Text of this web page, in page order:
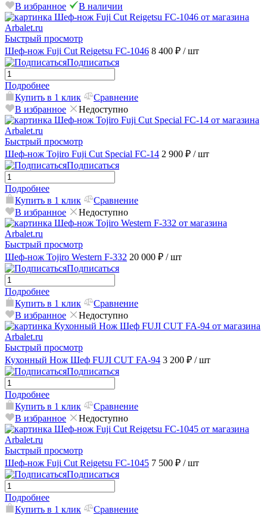
В избранное
В наличии
Быстрый просмотр
Шеф-нож Fuji Cut Reigetsu FC-1046 8 400 ₽ / шт
Подписаться
Подробнее
Купить в 1 клик
Сравнение
В избранное
Недоступно
Быстрый просмотр
Шеф-нож Tojiro Fuji Cut Special FC-14 2 900 ₽ / шт
Подписаться
Подробнее
Купить в 1 клик
Сравнение
В избранное
Недоступно
Быстрый просмотр
Шеф-нож Tojiro Western F-332 20 000 ₽ / шт
Подписаться
Подробнее
Купить в 1 клик
Сравнение
В избранное
Недоступно
Быстрый просмотр
Кухонный Нож Шеф FUJI CUT FA-94 3 200 ₽ / шт
Подписаться
Подробнее
Купить в 1 клик
Сравнение
В избранное
Недоступно
Быстрый просмотр
Шеф-нож Fuji Cut Reigetsu FC-1045 7 500 ₽ / шт
Подписаться
Подробнее
Купить в 1 клик
Сравнение